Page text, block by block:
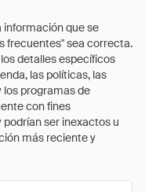
información que se
frecuentes" sea correcta.
detalles específicos
las políticas, las
los programas de
con fines
ser inexactos u
más reciente y